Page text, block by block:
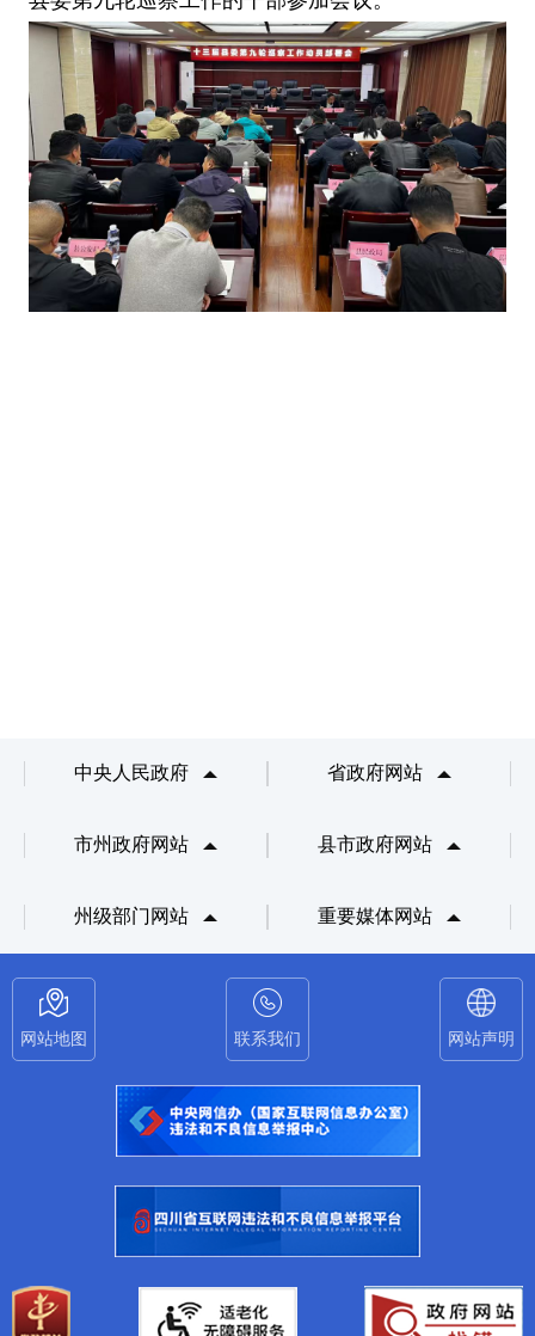
中央人民政府 省政府网站
市州政府网站 县市政府网站
州级部门网站 重要媒体网站
网站地图 联系我们 网站声明